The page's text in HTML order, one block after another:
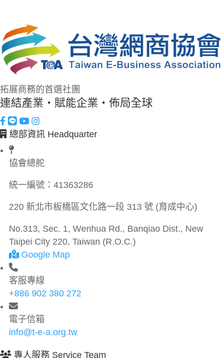
拓展商務的首選社團
連結產業・賦能企業・佈局全球
總部資訊 Headquarter
協會總舵
統一編號： 41363286
220 新北市板橋區文化路一段 313 號 (育成中心)
No.313, Sec. 1, Wenhua Rd., Banqiao Dist., New
Taipei City 220, Taiwan (R.O.C.)
Google Map
客服專線
+886 902 380 272
電子信箱
info@t-e-a.org.tw
專人服務 Service Team